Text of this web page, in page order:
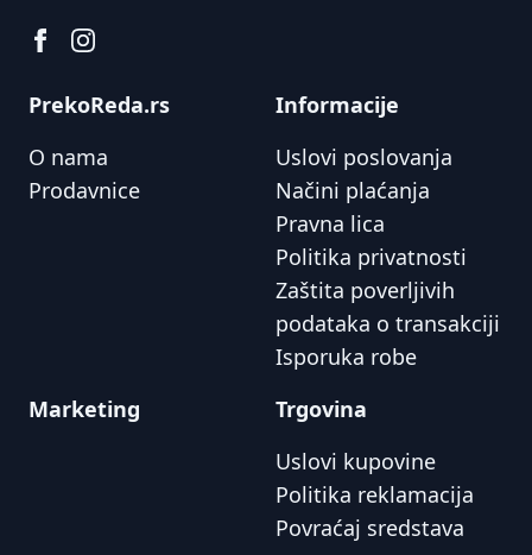
PrekoReda.rs
O nama
Prodavnice
Informacije
Uslovi poslovanja
Načini plaćanja
Pravna lica
Politika privatnosti
Zaštita poverljivih
podataka o transakciji
Isporuka robe
Marketing
Trgovina
Uslovi kupovine
Politika reklamacija
Povraćaj sredstava